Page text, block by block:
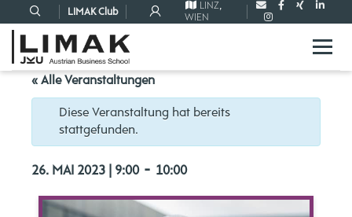
LIMAK Club
LINZ,
WIEN
« Alle Veranstaltungen
Diese Veranstaltung hat bereits
stattgefunden.
26. MAI 2023 | 9:00- 10:00